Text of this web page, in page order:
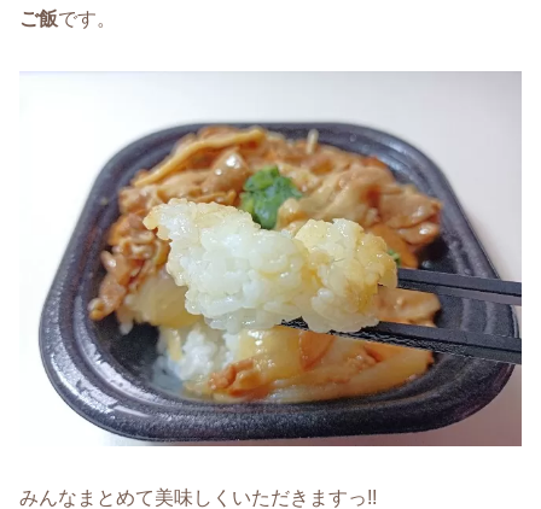
ご飯です。
みんなまとめて美味しくいただきますっ!!